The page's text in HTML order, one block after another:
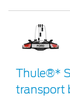
Thule®*
transport